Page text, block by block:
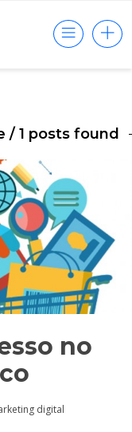
/ 1 posts found
no
digital